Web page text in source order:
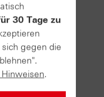
30 Tage zu
gegen die
.